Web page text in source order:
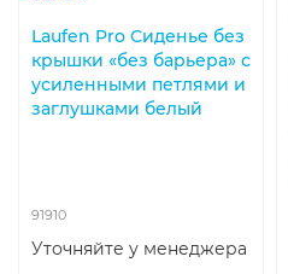
Laufen Pro Сиденье без
крышки «без барьера» с
усиленными петлями и
заглушками белый
91910
Уточняйте у менеджера